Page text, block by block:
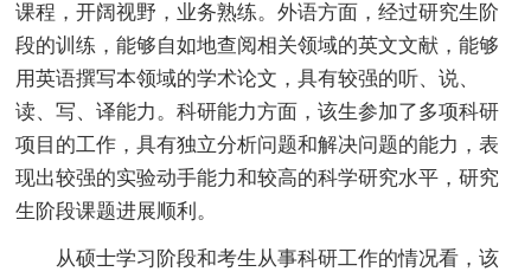
课程，开阔视野，业务熟练。外语方面，经过研究生阶
段的训练，能够自如地查阅相关领域的英文文献，能够
用英语撰写本领域的学术论文，具有较强的听、说、
读、写、译能力。科研能力方面，该生参加了多项科研
项目的工作，具有独立分析问题和解决问题的能力，表
现出较强的实验动手能力和较高的科学研究水平，研究
生阶段课题进展顺利。
从硕士学习阶段和考生从事科研工作的情况看，该